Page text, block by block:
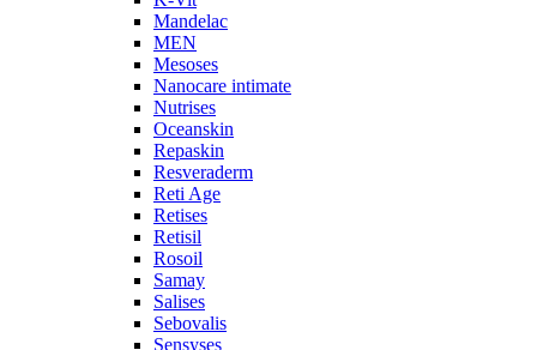
Mandelac
MEN
Mesoses
Nanocare intimate
Nutrises
Oceanskin
Repaskin
Resveraderm
Reti Age
Retises
Retisil
Rosoil
Samay
Salises
Sebovalis
Sensyses